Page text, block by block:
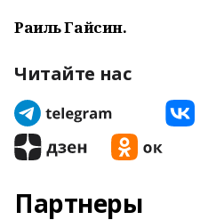
Раиль Гайсин.
Читайте нас
Партнеры